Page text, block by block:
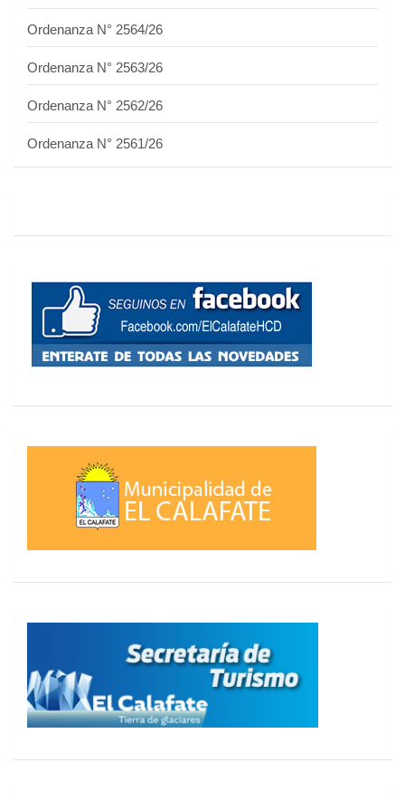
Ordenanza N° 2564/26
Ordenanza N° 2563/26
Ordenanza N° 2562/26
Ordenanza N° 2561/26